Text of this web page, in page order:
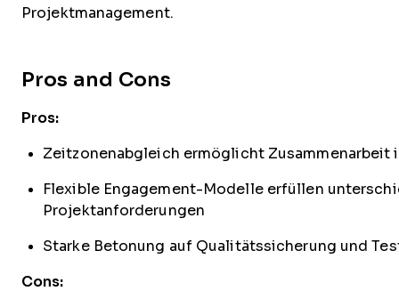
Projektmanagement.
Pros and Cons
Pros:
Zeitzonenabgleich ermöglicht Zusammenarbeit
Flexible Engagement-Modelle erfüllen
Projektanforderungen
Starke Betonung auf Qualitätssicherung und
Cons: